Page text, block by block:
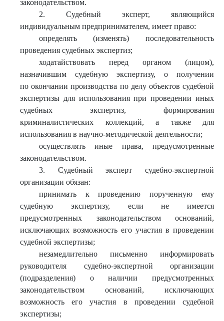
законодательством.
2. Судебный эксперт, являющийся
индивидуальным предпринимателем, имеет право:
определять (изменять) последовательность
проведения судебных экспертиз;
ходатайствовать перед органом (лицом),
назначившим судебную экспертизу, о получении
по окончании производства по делу объектов судебной
экспертизы для использования при проведении иных
судебных экспертиз, формирования
криминалистических коллекций, а также для
использования в научно-методической деятельности;
осуществлять иные права, предусмотренные
законодательством.
3. Судебный эксперт судебно-экспертной
организации обязан:
принимать к проведению порученную ему
судебную экспертизу, если не имеется
предусмотренных законодательством оснований,
исключающих возможность его участия в проведении
судебной экспертизы;
незамедлительно письменно информировать
руководителя судебно-экспертной организации
(подразделения) о наличии предусмотренных
законодательством оснований, исключающих
возможность его участия в проведении судебной
экспертизы;